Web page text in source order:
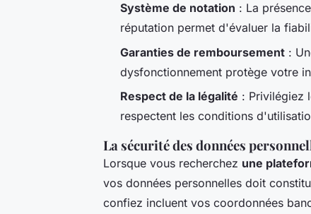
Système de notation : La
réputation permet d'évaluer la
Garanties de remboursement :
dysfonctionnement protège votre
Respect de la légalité : Privilégiez
respectent les conditions
La sécurité des données
Lorsque vous recherchez une
vos données personnelles doit
confiez incluent vos coordonnées